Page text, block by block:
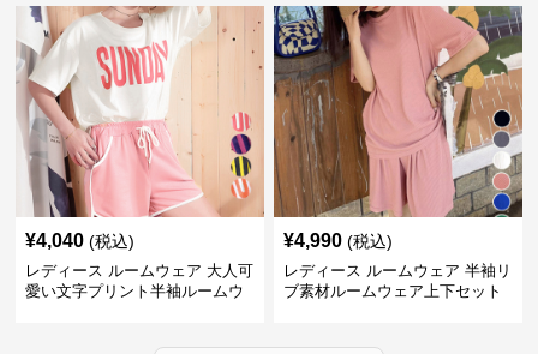
¥4,040 (税込)
レディース ルームウェア 大人可
愛い文字プリント半袖ルームウ
¥4,990 (税込)
レディース ルームウェア 半袖リ
ブ素材ルームウェア上下セット